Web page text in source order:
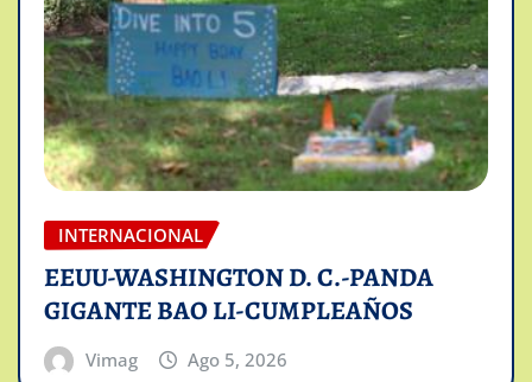
INTERNACIONAL
EEUU-WASHINGTON D. C.-PANDA
GIGANTE BAO LI-CUMPLEAÑOS
Vimag Ago 5, 2026